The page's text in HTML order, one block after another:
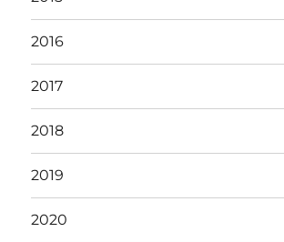
2016
2017
2018
2019
2020